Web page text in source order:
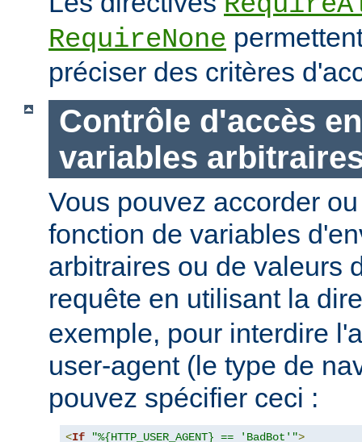
RequireNone
préciser des critères
Contrôle d'accès
variables
Vous pouvez accorder
fonction de variables
arbitraires ou de valeurs
requête en utilisant la
exemple, pour interdire
user-agent (le type de
pouvez spécifier ceci :
<If "%{HTTP_USER_AGENT} == 'BadBot'">